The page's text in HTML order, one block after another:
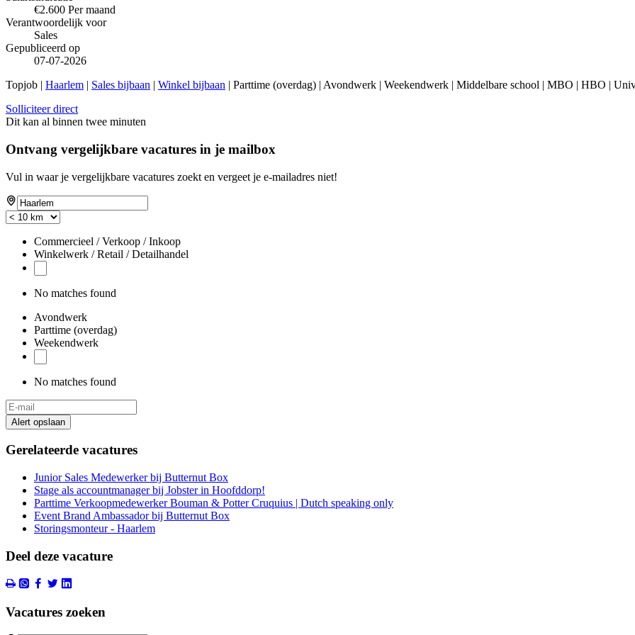
€2.600 Per maand
Verantwoordelijk voor
Sales
Gepubliceerd op
07-07-2026
Topjob | Haarlem | Sales bijbaan | Winkel bijbaan | Parttime (overdag) | Avondwerk | Weekendwerk | Middelbare school | MBO | HBO |
Solliciteer direct
Dit kan al binnen twee minuten
Ontvang vergelijkbare vacatures in je mailbox
Vul in waar je vergelijkbare vacatures zoekt en vergeet je e-mailadres niet!
Commercieel / Verkoop / Inkoop
Winkelwerk / Retail / Detailhandel
No matches found
Avondwerk
Parttime (overdag)
Weekendwerk
No matches found
Alert opslaan
Gerelateerde vacatures
Junior Sales Medewerker bij Butternut Box
Stage als accountmanager bij Jobster in Hoofddorp!
Parttime Verkoopmedewerker Bouman & Potter Cruquius | Dutch speaking only
Event Brand Ambassador bij Butternut Box
Storingsmonteur - Haarlem
Deel deze vacature
Vacatures zoeken